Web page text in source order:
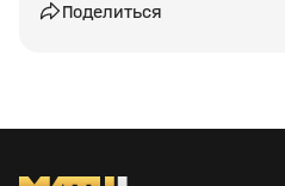
Поделиться